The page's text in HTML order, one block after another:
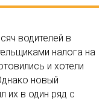
водителей в
налога на
и хотели
новый
их в один ряд с